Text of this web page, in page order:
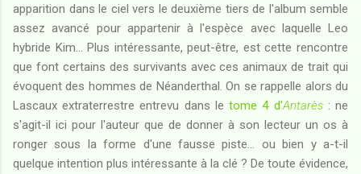
apparition dans le ciel vers le deuxième tiers de l'album semble
assez avancé pour appartenir à l'espèce avec laquelle Leo
hybride Kim... Plus intéressante, peut-être, est cette rencontre
que font certains des survivants avec ces animaux de trait qui
évoquent des hommes de Néanderthal. On se rappelle alors du
Lascaux extraterrestre entrevu dans letome 4 d'Antarès: ne
s'agit-il ici pour l'auteur que de donner à son lecteur un os à
ronger sous la forme d'une fausse piste... ou bien y a-t-il
quelque intention plus intéressante à la clé ? De toute évidence,